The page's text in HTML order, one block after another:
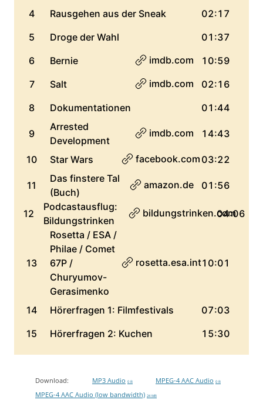
Download: MP3 Audio 0 B MPEG-4 AAC Audio 0 B
MPEG-4 AAC Audio (low bandwidth) 24 MB